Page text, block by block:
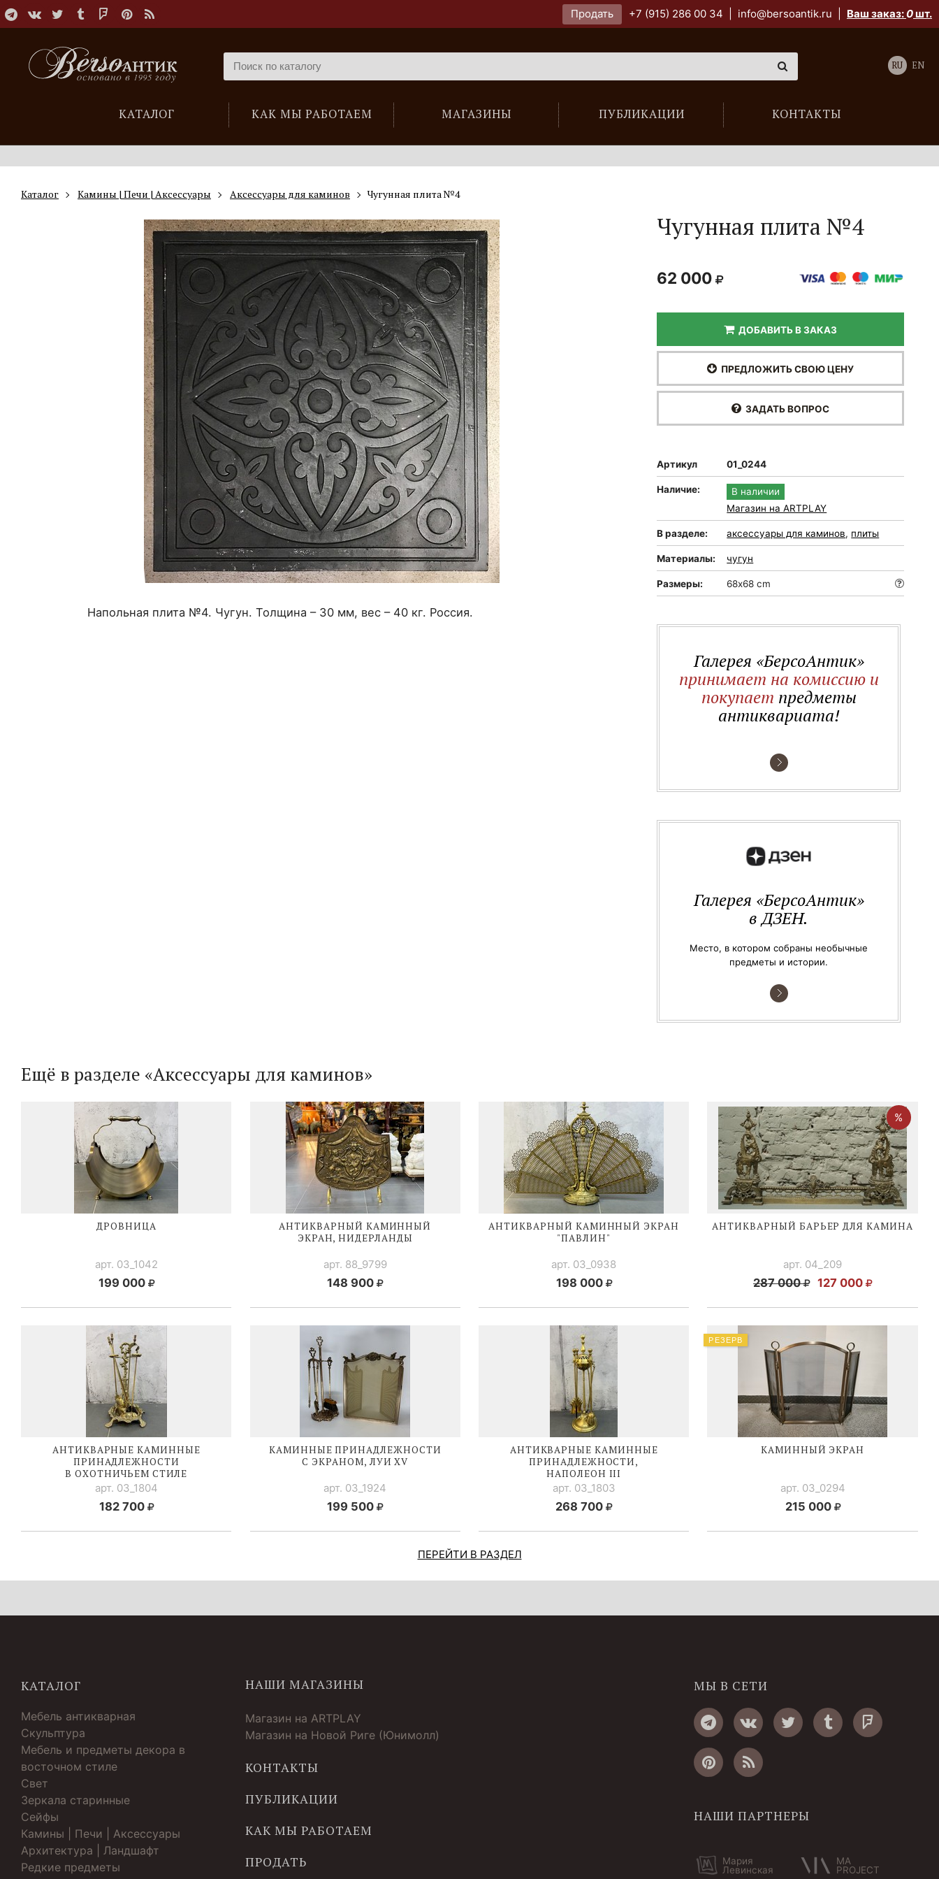
Продать +7 (915) 286 00 34 info@bersoantik.ru Ваш заказ:0шт.
КАТАЛОГ КАК МЫ РАБОТАЕМ МАГАЗИНЫ ПУБЛИКАЦИИ КОНТАКТЫ
RU EN
Каталог Камины | Печи | Аксессуары Аксессуары для каминов Чугунная плита №4
Напольная плита №4. Чугун. Толщина – 30 мм, вес – 40 кг. Россия.
Чугунная плита №4
62 000
ДОБАВИТЬ В ЗАКАЗ
ПРЕДЛОЖИТЬ СВОЮ ЦЕНУ
ЗАДАТЬ ВОПРОС
Артикул 01_0244
Наличие:
В наличии
Магазин на ARTPLAY
В разделе: аксессуары для каминов, плиты
Материалы: чугун
Размеры: 68х68 cm
Галерея «БерсоАнтик»
принимает на комиссию и
покупает предметы
антиквариата!
Галерея «БерсоАнтик»
в ДЗЕН.
Место, в котором собраны необычные
предметы и истории.
Ещё в разделе «Аксессуары для каминов»
ДРОВНИЦА
арт. 03_1042
199 000
АНТИКВАРНЫЙ КАМИННЫЙ
ЭКРАН, НИДЕРЛАНДЫ
арт. 88_9799
148 900
АНТИКВАРНЫЙ КАМИННЫЙ ЭКРАН
"ПАВЛИН"
арт. 03_0938
198 000
АНТИКВАРНЫЙ БАРЬЕР ДЛЯ КАМИНА
арт. 04_209
287 000 127 000
АНТИКВАРНЫЕ КАМИННЫЕ
ПРИНАДЛЕЖНОСТИ
В ОХОТНИЧЬЕМ СТИЛЕ
арт. 03_1804
182 700
КАМИННЫЕ ПРИНАДЛЕЖНОСТИ
С ЭКРАНОМ, ЛУИ XV
арт. 03_1924
199 500
АНТИКВАРНЫЕ КАМИННЫЕ
ПРИНАДЛЕЖНОСТИ,
НАПОЛЕОН III
арт. 03_1803
268 700
КАМИННЫЙ ЭКРАН
арт. 03_0294
215 000
РЕЗЕРВ
ПЕРЕЙТИ В РАЗДЕЛ
КАТАЛОГ
Мебель антикварная
Скульптура
Мебель и предметы декора в
восточном стиле
Свет
Зеркала старинные
Cейфы
Камины | Печи | Аксессуары
Архитектура | Ландшафт
Редкие предметы
НАШИ МАГАЗИНЫ
Магазин на ARTPLAY
Магазин на Новой Риге (Юнимолл)
КОНТАКТЫ
ПУБЛИКАЦИИ
КАК МЫ РАБОТАЕМ
ПРОДАТЬ
МЫ В СЕТИ
НАШИ ПАРТНЕРЫ
Мария
Левинская
MA
PROJECT